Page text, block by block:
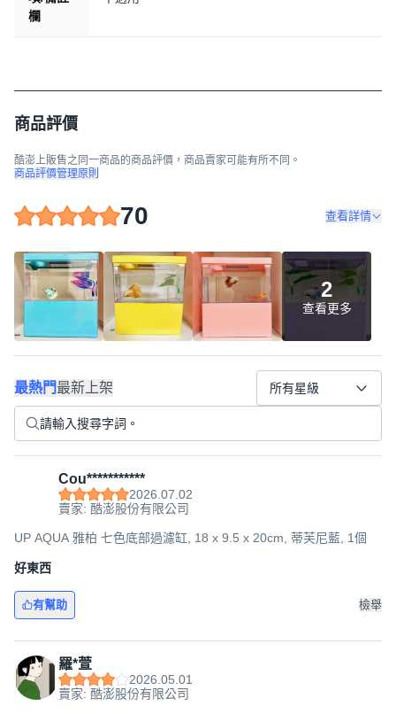
欄
商品評價
酷澎上販售之同一商品的商品評價，商品賣家可能有所不同。
商品評價管理原則
70 查看詳情
2
查看更多
最熱門最新上架 所有星級
Cou***********
2026.07.02
賣家: 酷澎股份有限公司
UP AQUA 雅柏 七色底部過濾缸, 18 x 9.5 x 20cm, 蒂芙尼藍, 1個
好東西
有幫助 檢舉
羅*萱
2026.05.01
賣家: 酷澎股份有限公司